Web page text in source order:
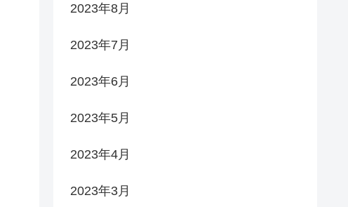
2023年8月
2023年7月
2023年6月
2023年5月
2023年4月
2023年3月